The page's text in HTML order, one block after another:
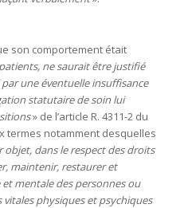
son comportement était
ne saurait être justifié
une éventuelle insuffisance
statutaire de soin lui
» de l’article R. 4311-2 du
termes notamment desquelles
objet, dans le respect des droits
maintenir, restaurer et
mentale des personnes ou
physiques et psychiques